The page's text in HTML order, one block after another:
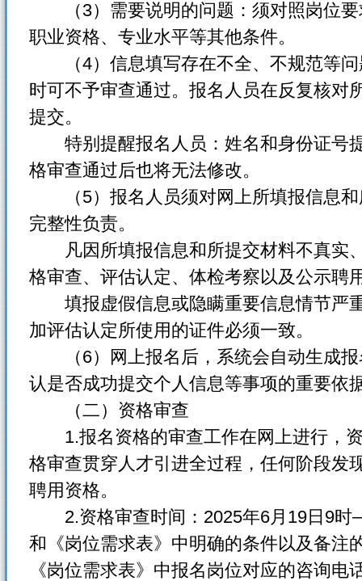
（3）需要说明的问题：须对照岗位要
职业资格、专业水平等其他条件。
（4）信息填写存在不全、不规范等问
时可不予审查通过。报名人员在反复核对
提交。
特别提醒报名人员：姓名和身份证号
格审查通过后也将无法修改。
（5）报名人员须对网上所填报信息和
完整性负责。
凡因所填报信息和所提交材料不真实
格审查、评估认定、体检考察以及公示聘
填报虚假信息或隐瞒重要信息情节严
加评估认定所使用的证件必须一致。
（6）网上报名后，系统会自动生成报
认是否成功提交个人信息等事项的重要依
（二）资格审查
1.报名资格的审查工作在网上进行，资
格审查贯穿人才引进全过程，任何阶段发
聘用资格。
2.资格审查时间：2025年6月19日9时
和《岗位需求表》中明确的条件以及备注
《岗位需求表》中报名岗位对应的咨询电